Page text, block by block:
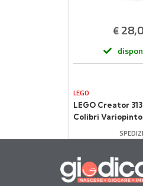
€
LEGO
LEGO Creator
Colibrì Variopinto